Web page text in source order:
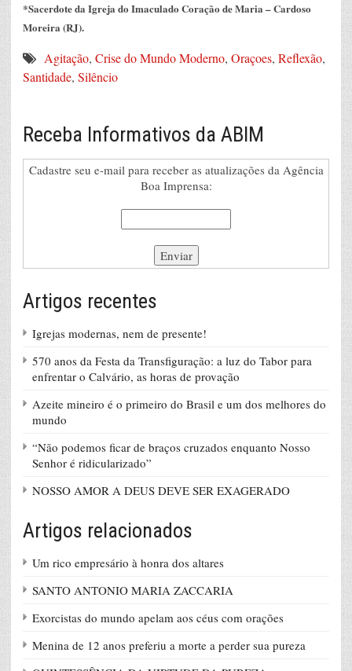
*Sacerdote da Igreja do Imaculado Coração de Maria – Cardoso
Moreira (RJ).
Agitação, Crise do Mundo Moderno, Oraçoes, Reflexão,
Santidade, Silêncio
Receba Informativos da ABIM
Cadastre seu e-mail para receber as atualizações da Agência
Boa Imprensa:
Artigos recentes
Igrejas modernas, nem de presente!
570 anos da Festa da Transfiguração: a luz do Tabor para
enfrentar o Calvário, as horas de provação
Azeite mineiro é o primeiro do Brasil e um dos melhores do
mundo
“Não podemos ficar de braços cruzados enquanto Nosso
Senhor é ridicularizado”
NOSSO AMOR A DEUS DEVE SER EXAGERADO
Artigos relacionados
Um rico empresário à honra dos altares
SANTO ANTONIO MARIA ZACCARIA
Exorcistas do mundo apelam aos céus com orações
Menina de 12 anos preferiu a morte a perder sua pureza